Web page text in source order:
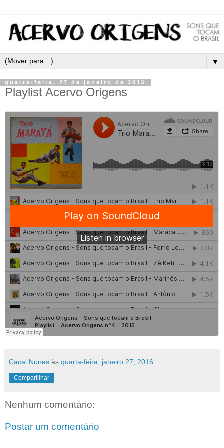
▼
quarta-feira, 27 de janeiro de 2016
Playlist Acervo Origens
Cacai Nunes às quarta-feira, janeiro 27, 2016
Compartilhar
Nenhum comentário:
Postar um comentário